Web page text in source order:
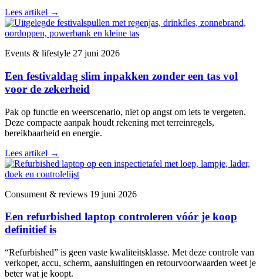
Lees artikel →
Events & lifestyle 27 juni 2026
Een festivaldag slim inpakken zonder een tas vol
voor de zekerheid
Pak op functie en weerscenario, niet op angst om iets te vergeten.
Deze compacte aanpak houdt rekening met terreinregels,
bereikbaarheid en energie.
Lees artikel →
Consument & reviews 19 juni 2026
Een refurbished laptop controleren vóór je koop
definitief is
“Refurbished” is geen vaste kwaliteitsklasse. Met deze controle van
verkoper, accu, scherm, aansluitingen en retourvoorwaarden weet je
beter wat je koopt.